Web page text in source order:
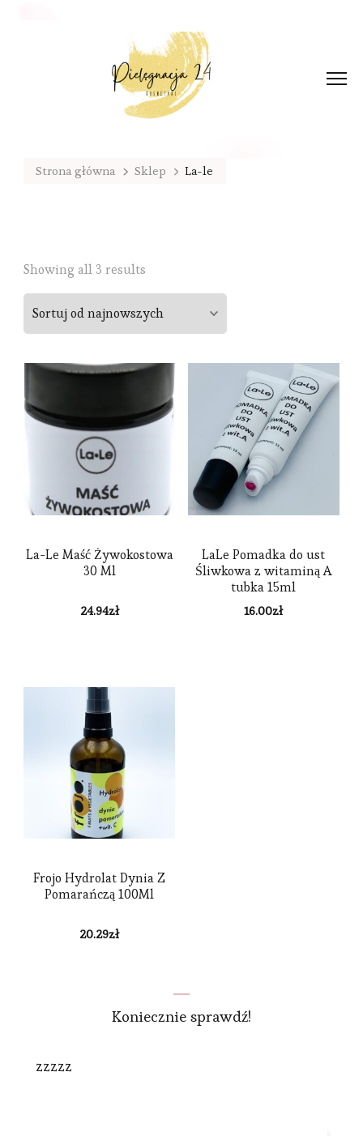
Strona główna Sklep La-le
Showing all 3 results
by
latest
La-Le Maść Żywokostowa
30 Ml
24.94zł
LaLe Pomadka do ust
Śliwkowa z witaminą A
tubka 15ml
16.00zł
Frojo Hydrolat Dynia Z
Pomarańczą 100Ml
20.29zł
Koniecznie sprawdź!
zzzzz